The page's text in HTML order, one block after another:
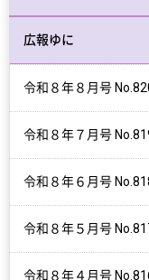
広報ゆに
令和８年８月号
令和８年７月号
令和８年６月号
令和８年５月号
令和８年４月号